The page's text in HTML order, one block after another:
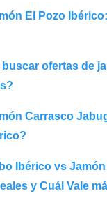
El Pozo
buscar ofertas de
Carrasco
Ibérico vs
y Cuál Vale